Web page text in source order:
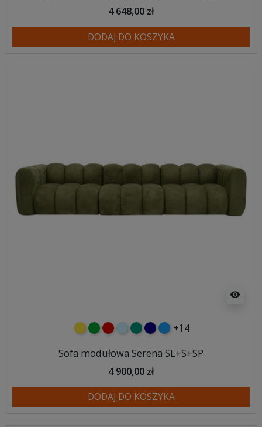
4 648,00 zł
DODAJ DO KOSZYKA
visibility
żółtyzielonyczerwony
błękitnyturkusowy
granatowy
niebieski
+14
Sofa modułowa Serena SL+S+SP
4 900,00 zł
DODAJ DO KOSZYKA